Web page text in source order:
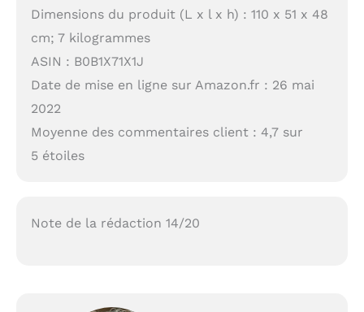
Dimensions du produit (L x l x h) : 110 x 51 x 48
cm; 7 kilogrammes
ASIN : B0B1X71X1J
Date de mise en ligne sur Amazon.fr : 26 mai
2022
Moyenne des commentaires client : 4,7 sur
5 étoiles
Note de la rédaction 14/20